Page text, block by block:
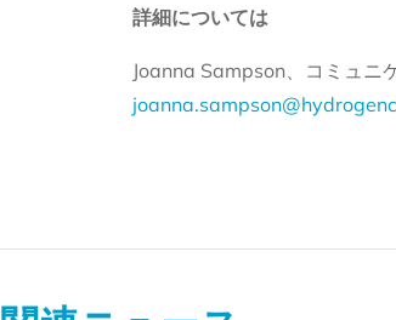
詳細については
Joanna Sampson、コミュニ